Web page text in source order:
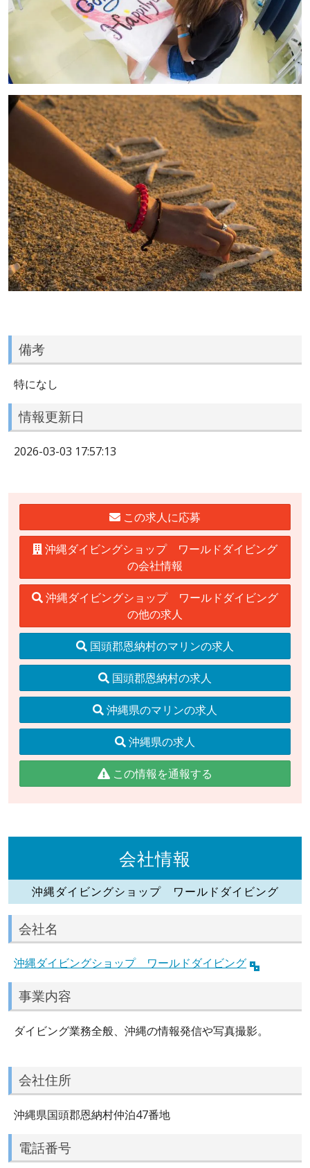
備考
特になし
情報更新日
2026-03-03 17:57:13
この求人に応募
沖縄ダイビングショップ ワールドダイビング
の会社情報
沖縄ダイビングショップ ワールドダイビング
の他の求人
国頭郡恩納村のマリンの求人
国頭郡恩納村の求人
沖縄県のマリンの求人
沖縄県の求人
この情報を通報する
会社情報
沖縄ダイビングショップ ワールドダイビング
会社名
沖縄ダイビングショップ ワールドダイビング
事業内容
ダイビング業務全般、沖縄の情報発信や写真撮影。
会社住所
沖縄県国頭郡恩納村仲泊47番地
電話番号